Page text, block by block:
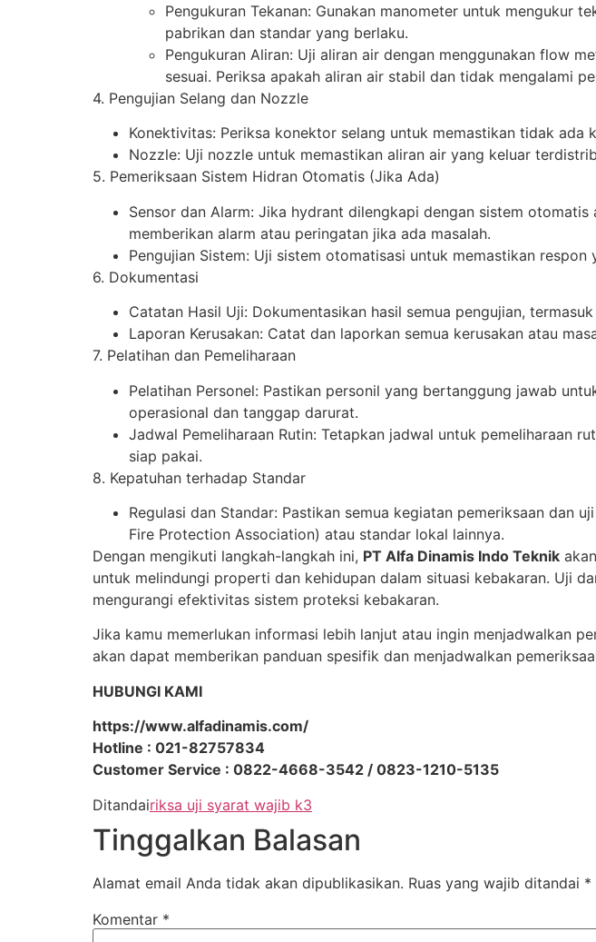
Pengukuran Tekanan: Gunakan manometer untuk mengukur
pabrikan dan standar yang berlaku.
Pengukuran Aliran: Uji aliran air dengan menggunakan flow
sesuai. Periksa apakah aliran air stabil dan tidak mengalami
4. Pengujian Selang dan Nozzle
Konektivitas: Periksa konektor selang untuk memastikan tidak
Nozzle: Uji nozzle untuk memastikan aliran air yang keluar
5. Pemeriksaan Sistem Hidran Otomatis (Jika Ada)
Sensor dan Alarm: Jika hydrant dilengkapi dengan sistem
memberikan alarm atau peringatan jika ada masalah.
Pengujian Sistem: Uji sistem otomatisasi untuk memastikan
6. Dokumentasi
Catatan Hasil Uji: Dokumentasikan hasil semua pengujian,
Laporan Kerusakan: Catat dan laporkan semua kerusakan atau
7. Pelatihan dan Pemeliharaan
Pelatihan Personel: Pastikan personil yang bertanggung jawab
operasional dan tanggap darurat.
Jadwal Pemeliharaan Rutin: Tetapkan jadwal untuk pemeliharaan
siap pakai.
8. Kepatuhan terhadap Standar
Regulasi dan Standar: Pastikan semua kegiatan pemeriksaan dan
Fire Protection Association) atau standar lokal lainnya.
Dengan mengikuti langkah-langkah ini, PT Alfa Dinamis Indo Teknik
untuk melindungi properti dan kehidupan dalam situasi kebakaran. Uji
mengurangi efektivitas sistem proteksi kebakaran.
Jika kamu memerlukan informasi lebih lanjut atau ingin menjadwalkan
akan dapat memberikan panduan spesifik dan menjadwalkan
HUBUNGI KAMI
https://www.alfadinamis.com/
Hotline : 021-82757834
Customer Service : 0822-4668-3542 / 0823-1210-5135
Ditandairiksa uji syarat wajib k3
Tinggalkan Balasan
Alamat email Anda tidak akan dipublikasikan. Ruas yang wajib ditandai *
Komentar *